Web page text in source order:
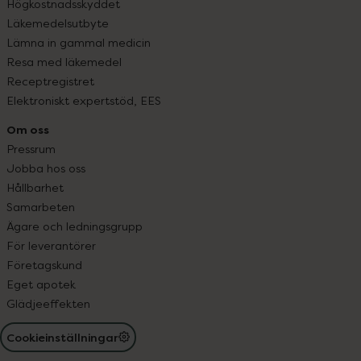
Högkostnadsskyddet
Läkemedelsutbyte
Lämna in gammal medicin
Resa med läkemedel
Receptregistret
Elektroniskt expertstöd, EES
Om oss
Pressrum
Jobba hos oss
Hållbarhet
Samarbeten
Ägare och ledningsgrupp
För leverantörer
Företagskund
Eget apotek
Glädjeeffekten
Cookieinställningar